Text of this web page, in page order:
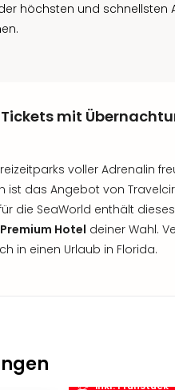
der höchsten und
mit
voller Adrenalin
ist das Angebot von
die SeaWorld enthält
Hotel deiner Wahl.
in einen Urlaub in Florida.
inkl. Frühstück